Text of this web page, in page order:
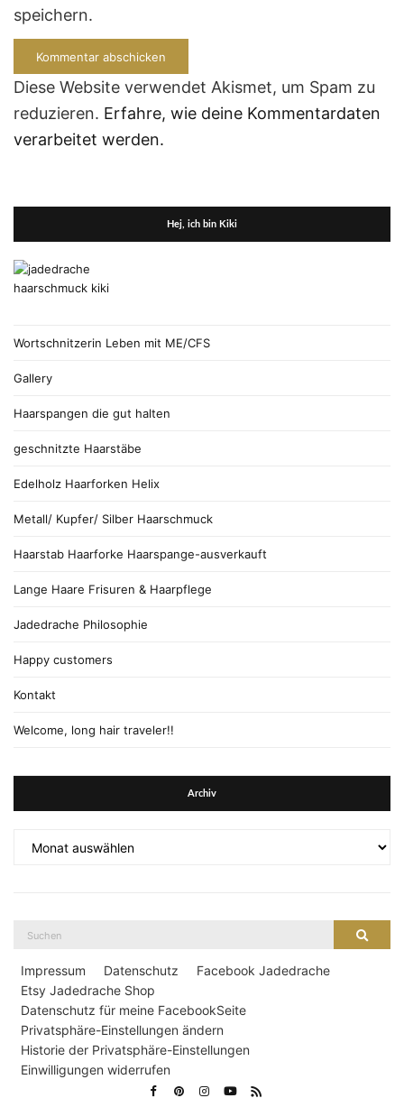
speichern.
Diese Website verwendet Akismet, um Spam zu
reduzieren. Erfahre, wie deine Kommentardaten
verarbeitet werden.
Hej, ich bin Kiki
Wortschnitzerin Leben mit ME/CFS
Gallery
Haarspangen die gut halten
geschnitzte Haarstäbe
Edelholz Haarforken Helix
Metall/ Kupfer/ Silber Haarschmuck
Haarstab Haarforke Haarspange-ausverkauft
Lange Haare Frisuren & Haarpflege
Jadedrache Philosophie
Happy customers
Kontakt
Welcome, long hair traveler!!
Archiv
Impressum Datenschutz
Facebook Jadedrache
Etsy Jadedrache Shop
Datenschutz für meine FacebookSeite
Privatsphäre-Einstellungen ändern
Historie der Privatsphäre-Einstellungen
Einwilligungen widerrufen